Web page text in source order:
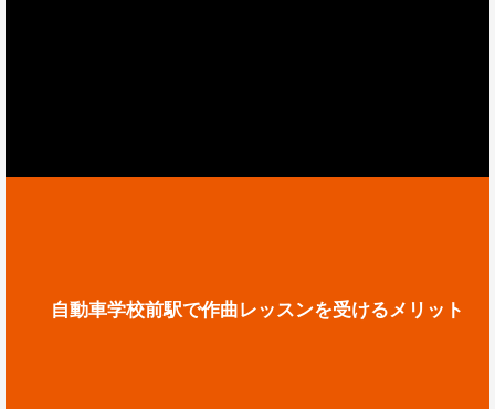
自動車学校前駅で作曲レッスンを受けるメリット